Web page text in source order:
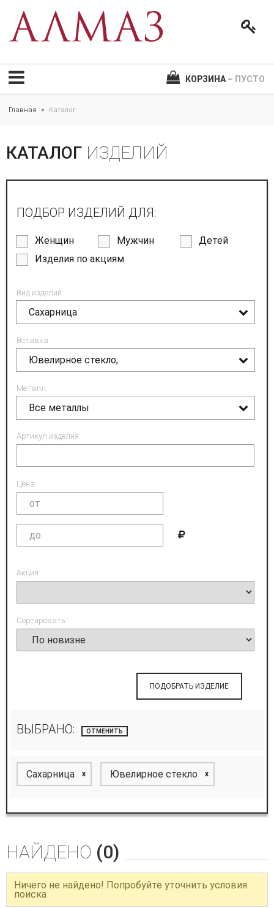
КОРЗИНА – ПУСТО
Главная > Каталог
КАТАЛОГ ИЗДЕЛИЙ
ПОДБОР ИЗДЕЛИЙ ДЛЯ:
Женщин Мужчин
Детей
Изделия по акциям
Вид изделий:
Сахарница
Вставка:
Ювелирное стекло;
Металл:
Все металлы
Артикул изделия:
Цена:
Акция:
Сортировать:
ПОДОБРАТЬ ИЗДЕЛИЕ
ВЫБРАНО: ОТМЕНИТЬ
Сахарница x Ювелирное стекло x
НАЙДЕНО (0)
Ничего не найдено! Попробуйте уточнить условия
поиска